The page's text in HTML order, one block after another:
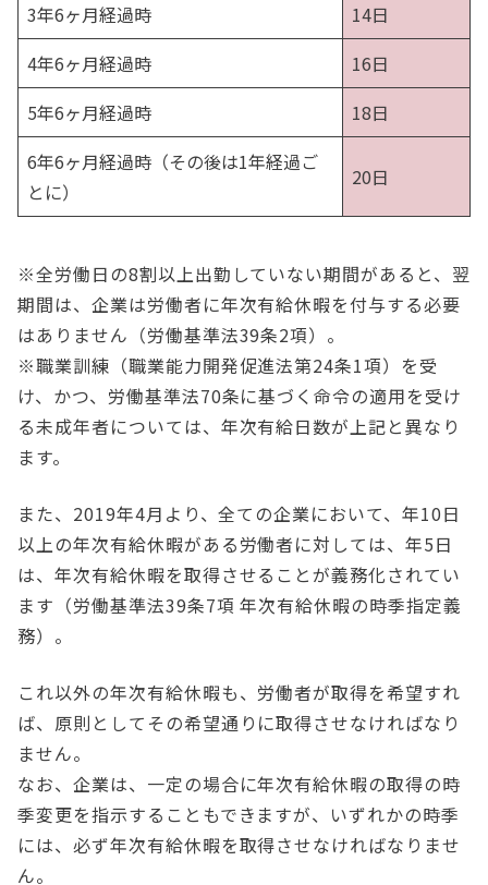
3年6ヶ月経過時
14日
4年6ヶ月経過時
16日
5年6ヶ月経過時
18日
6年6ヶ月経過時（その後は1年経過ご
とに）
20日
※全労働日の8割以上出勤していない期間があると、翌
期間は、企業は労働者に年次有給休暇を付与する必要
はありません（労働基準法39条2項）。
※職業訓練（職業能力開発促進法第24条1項）を受
け、かつ、労働基準法70条に基づく命令の適用を受け
る未成年者については、年次有給日数が上記と異なり
ます。
また、2019年4月より、全ての企業において、年10日
以上の年次有給休暇がある労働者に対しては、年5日
は、年次有給休暇を取得させることが義務化されてい
ます（労働基準法39条7項 年次有給休暇の時季指定義
務）。
これ以外の年次有給休暇も、労働者が取得を希望すれ
ば、原則としてその希望通りに取得させなければなり
ません。
なお、企業は、一定の場合に年次有給休暇の取得の時
季変更を指示することもできますが、いずれかの時季
には、必ず年次有給休暇を取得させなければなりませ
ん。